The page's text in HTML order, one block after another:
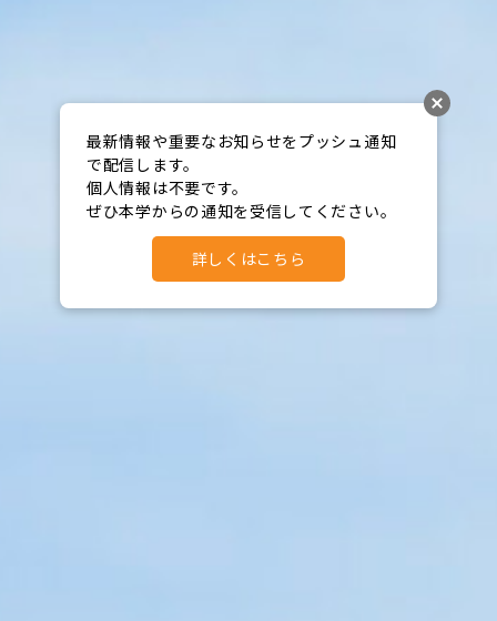
最新情報や重要なお知らせをプッシュ通知
で配信します。
個人情報は不要です。
ぜひ本学からの通知を受信してください。
詳しくはこちら